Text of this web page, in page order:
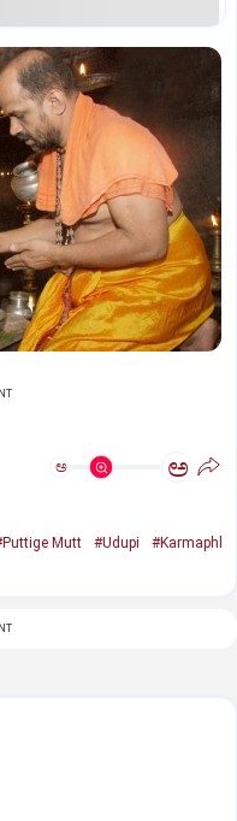
ಅ ಅ
Mutt #Udupi
#Karmaphl